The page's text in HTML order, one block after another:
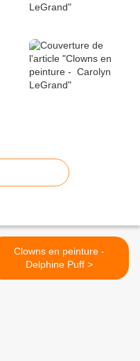
Clowns en peinture -
Delphine Puff >